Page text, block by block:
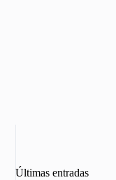
Últimas entradas